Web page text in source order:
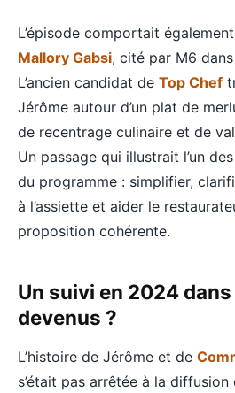
L’épisode comportait
Mallory Gabsi, cité par M6
L’ancien candidat de Top Chef
Jérôme autour d’un plat de
de recentrage culinaire et de
Un passage qui illustrait l’un
du programme : simplifier,
à l’assiette et aider le
proposition cohérente.
Un suivi en 2024
devenus ?
L’histoire de Jérôme et de
s’était pas arrêtée à la